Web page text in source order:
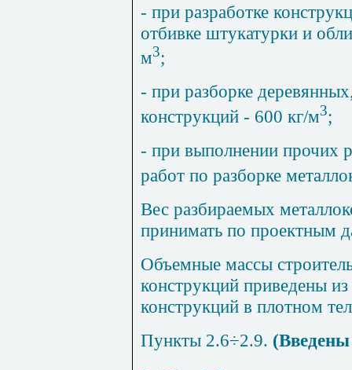
- при разработке
отбивке штукатурки и
м3;
- при разборке
конструкций - 600 кг/м3;
- при выполнении прочих
работ по разборке
Вес разбираемых
принимать по проектным
Объемные массы
конструкций приведены
конструкций в плотном
Пункты 2.6÷2.9.